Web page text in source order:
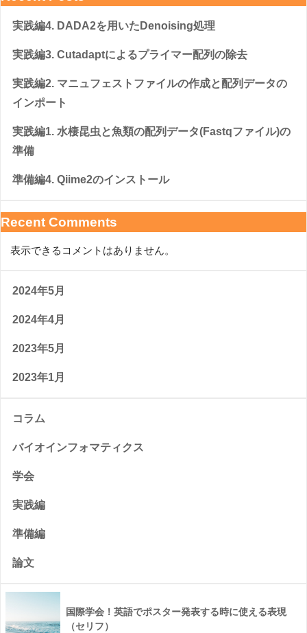
実践編4. DADA2を用いたDenoising処理
実践編3. Cutadaptによるプライマー配列の除去
実践編2. マニュフェストファイルの作成と配列データの
インポート
実践編1. 水棲昆虫と魚類の配列データ(Fastqファイル)の
準備
準備編4. Qiime2のインストール
Recent Comments
表示できるコメントはありません。
2024年5月
2024年4月
2023年5月
2023年1月
コラム
バイオインフォマティクス
学会
実践編
準備編
論文
国際学会！英語でポスター発表する時に使える表現
（セリフ）